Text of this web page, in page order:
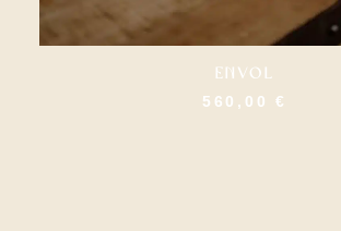
Envol
560,00€